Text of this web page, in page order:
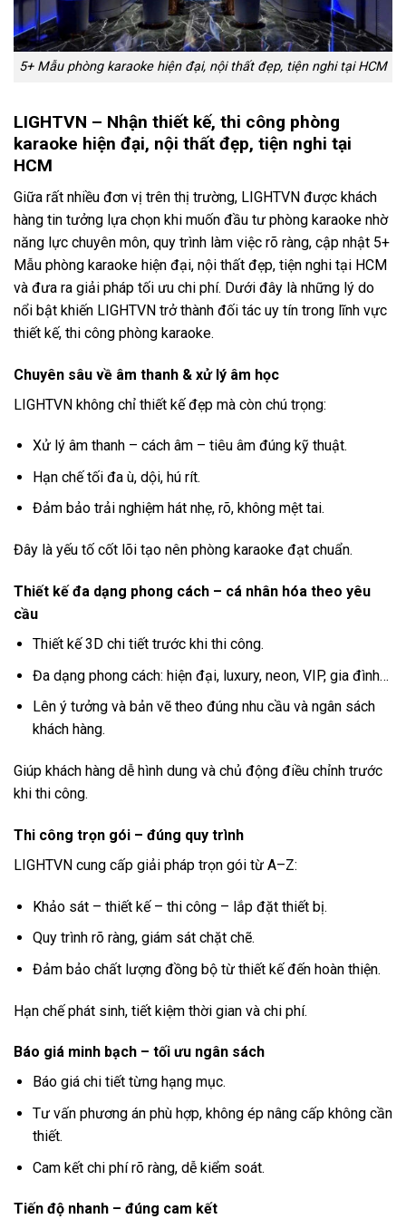
5+ Mẫu phòng karaoke hiện đại, nội thất đẹp, tiện nghi tại HCM
LIGHTVN – Nhận thiết kế, thi công phòng
karaoke hiện đại, nội thất đẹp, tiện nghi tại
HCM
Giữa rất nhiều đơn vị trên thị trường, LIGHTVN được khách
hàng tin tưởng lựa chọn khi muốn đầu tư phòng karaoke nhờ
năng lực chuyên môn, quy trình làm việc rõ ràng, cập nhật 5+
Mẫu phòng karaoke hiện đại, nội thất đẹp, tiện nghi tại HCM
và đưa ra giải pháp tối ưu chi phí. Dưới đây là những lý do
nổi bật khiến LIGHTVN trở thành đối tác uy tín trong lĩnh vực
thiết kế, thi công phòng karaoke.
Chuyên sâu về âm thanh & xử lý âm học
LIGHTVN không chỉ thiết kế đẹp mà còn chú trọng:
Xử lý âm thanh – cách âm – tiêu âm đúng kỹ thuật.
Hạn chế tối đa ù, dội, hú rít.
Đảm bảo trải nghiệm hát nhẹ, rõ, không mệt tai.
Đây là yếu tố cốt lõi tạo nên phòng karaoke đạt chuẩn.
Thiết kế đa dạng phong cách – cá nhân hóa theo yêu
cầu
Thiết kế 3D chi tiết trước khi thi công.
Đa dạng phong cách: hiện đại, luxury, neon, VIP, gia đình…
Lên ý tưởng và bản vẽ theo đúng nhu cầu và ngân sách
khách hàng.
Giúp khách hàng dễ hình dung và chủ động điều chỉnh trước
khi thi công.
Thi công trọn gói – đúng quy trình
LIGHTVN cung cấp giải pháp trọn gói từ A–Z:
Khảo sát – thiết kế – thi công – lắp đặt thiết bị.
Quy trình rõ ràng, giám sát chặt chẽ.
Đảm bảo chất lượng đồng bộ từ thiết kế đến hoàn thiện.
Hạn chế phát sinh, tiết kiệm thời gian và chi phí.
Báo giá minh bạch – tối ưu ngân sách
Báo giá chi tiết từng hạng mục.
Tư vấn phương án phù hợp, không ép nâng cấp không cần
thiết.
Cam kết chi phí rõ ràng, dễ kiểm soát.
Tiến độ nhanh – đúng cam kết